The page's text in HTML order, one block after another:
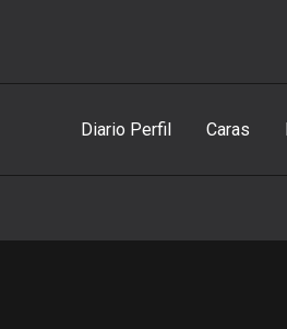
Diario Perfil Caras